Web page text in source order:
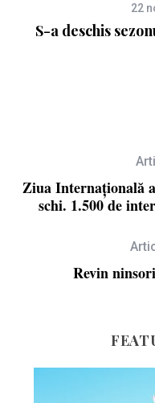
22
S-a deschis
Ziua Internațională
schi. 1.500 de
Revin